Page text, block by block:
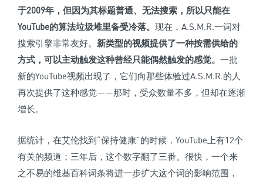
于2009年，但因为其标题普通、无法搜索，所以只能在
YouTube的算法垃圾堆里备受冷落。 现在，A.S.M.R.一词对
搜索引擎非常友好。 新类型的视频提供了一种按需供给的
方式，可以主动触发这种曾经只能偶然触发的感觉。 一批
新的YouTube视频出现了，它们向那些体验过A.S.M.R.的人
再次提供了这种感觉——那时，受众数量不多，但却在逐渐
增长。
据统计，在艾伦找到“保持健康”的时候，YouTube上有12个
有关的频道；三年后，这个数字翻了三番。很快，一个来
之不易的维基百科词条将进一步扩大这个词的影响范围，